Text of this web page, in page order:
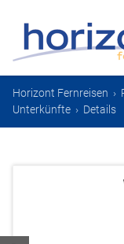
Horizont Fernreisen ›
Unterkünfte › Details